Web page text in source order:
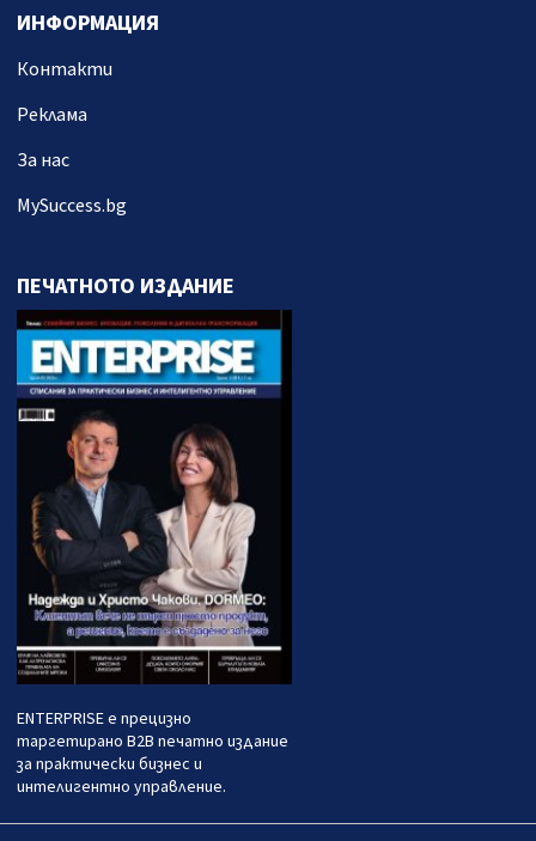
ИНФОРМАЦИЯ
Контакти
Реклама
За нас
MySuccess.bg
ПЕЧАТНОТО ИЗДАНИЕ
ENTERPRISE е прецизно
таргетирано B2B печатно издание
за практически бизнес и
интелигентно управление.